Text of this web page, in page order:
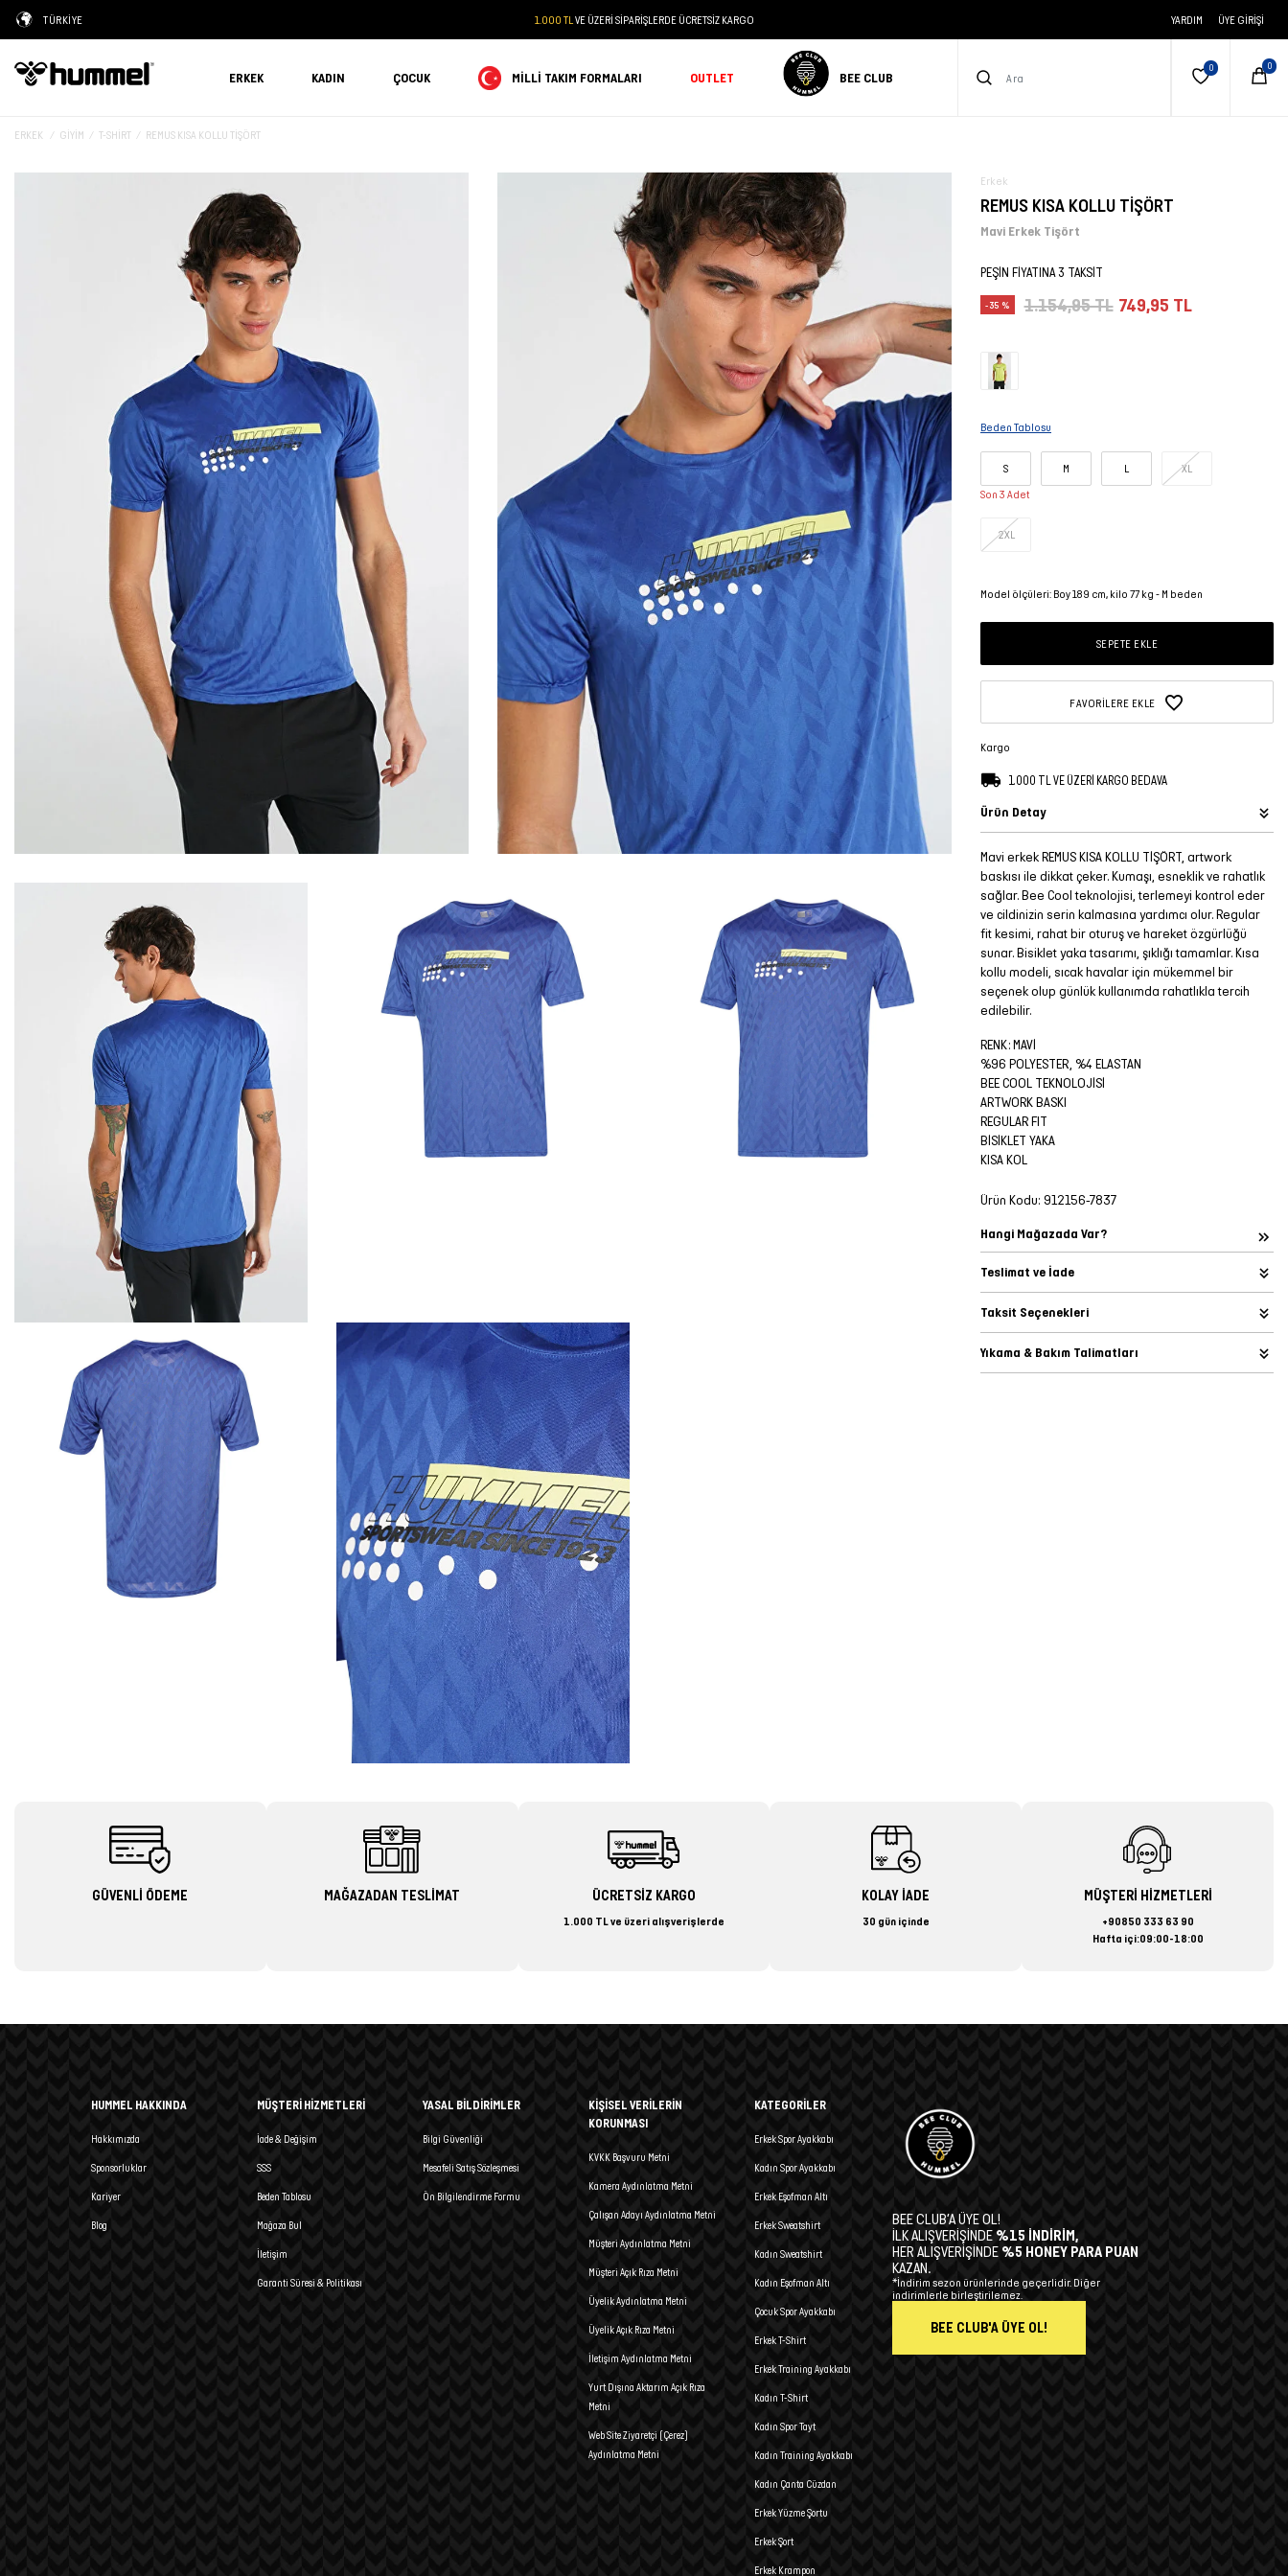
TÜRKİYE 1.000 TL VE ÜZERİ SİPARİŞLERDE ÜCRETSİZ KARGO YARDIM ÜYE GIRIŞI
ERKEK KADIN ÇOCUK MILLI TAKIM FORMALARI OUTLET BEE CLUB
ERKEK GIYIM T-SHIRT REMUS KISA KOLLU TİŞÖRT
Erkek
REMUS KISA KOLLU TİŞÖRT
Mavi Erkek Tişört
PEŞİN FİYATINA 3 TAKSİT
-35 % 1.154,95 TL 749,95 TL
Beden Tablosu
S
Son 3 Adet
M L XL
2XL
Model ölçüleri: Boy 189 cm, kilo 77 kg - M beden
SEPETE EKLE
FAVORILERE EKLE
Kargo
1.000 TL VE ÜZERİ KARGO BEDAVA
Ürün Detay
Mavi erkek REMUS KISA KOLLU TİŞÖRT, artwork
baskısı ile dikkat çeker. Kumaşı, esneklik ve rahatlık
sağlar. Bee Cool teknolojisi, terlemeyi kontrol eder
ve cildinizin serin kalmasına yardımcı olur. Regular
fit kesimi, rahat bir oturuş ve hareket özgürlüğü
sunar. Bisiklet yaka tasarımı, şıklığı tamamlar. Kısa
kollu modeli, sıcak havalar için mükemmel bir
seçenek olup günlük kullanımda rahatlıkla tercih
edilebilir.
RENK: MAVİ
%96 POLYESTER, %4 ELASTAN
BEE COOL TEKNOLOJİSİ
ARTWORK BASKI
REGULAR FIT
BİSİKLET YAKA
KISA KOL
Ürün Kodu: 912156-7837
Hangi Mağazada Var?
Teslimat ve İade
Taksit Seçenekleri
Yıkama & Bakım Talimatları
GÜVENLİ ÖDEME MAĞAZADAN TESLİMAT ÜCRETSİZ KARGO
1.000 TL ve üzeri alışverişlerde
KOLAY İADE
30 gün içinde
MÜŞTERİ HİZMETLERİ
+90850 333 63 90
Hafta içi:09:00-18:00
HUMMEL HAKKINDA
Hakkımızda
Sponsorluklar
Kariyer
Blog
MÜŞTERİ HİZMETLERİ
İade & Değişim
SSS
Beden Tablosu
Mağaza Bul
İletişim
Garanti Süresi & Politikası
YASAL BİLDİRİMLER
Bilgi Güvenliği
Mesafeli Satış Sözleşmesi
Ön Bilgilendirme Formu
KİŞİSEL VERİLERİN
KORUNMASI
KVKK Başvuru Metni
Kamera Aydınlatma Metni
Çalışan Adayı Aydınlatma Metni
Müşteri Aydınlatma Metni
Müşteri Açık Rıza Metni
Üyelik Aydınlatma Metni
Üyelik Açık Rıza Metni
İletişim Aydınlatma Metni
Yurt Dışına Aktarım Açık Rıza
Metni
Web Site Ziyaretçi (Çerez)
Aydınlatma Metni
KATEGORİLER
Erkek Spor Ayakkabı
Kadın Spor Ayakkabı
Erkek Eşofman Altı
Erkek Sweatshirt
Kadın Sweatshirt
Kadın Eşofman Altı
Çocuk Spor Ayakkabı
Erkek T-Shirt
Erkek Training Ayakkabı
Kadın T-Shirt
Kadın Spor Tayt
Kadın Training Ayakkabı
Kadın Çanta Cüzdan
Erkek Yüzme Şortu
Erkek Şort
Erkek Krampon
BEE CLUB’A ÜYE OL!
İLK ALIŞVERİŞİNDE %15 İNDİRİM,
HER ALIŞVERİŞİNDE %5 HONEY PARA PUAN
KAZAN.
*İndirim sezon ürünlerinde geçerlidir. Diğer
indirimlerle birleştirilemez.
BEE CLUB'A ÜYE OL!